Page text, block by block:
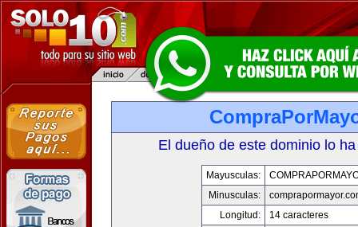
El dueño de este dominio lo
Mayusculas:
Minusculas:
Longitud:
14 caracteres